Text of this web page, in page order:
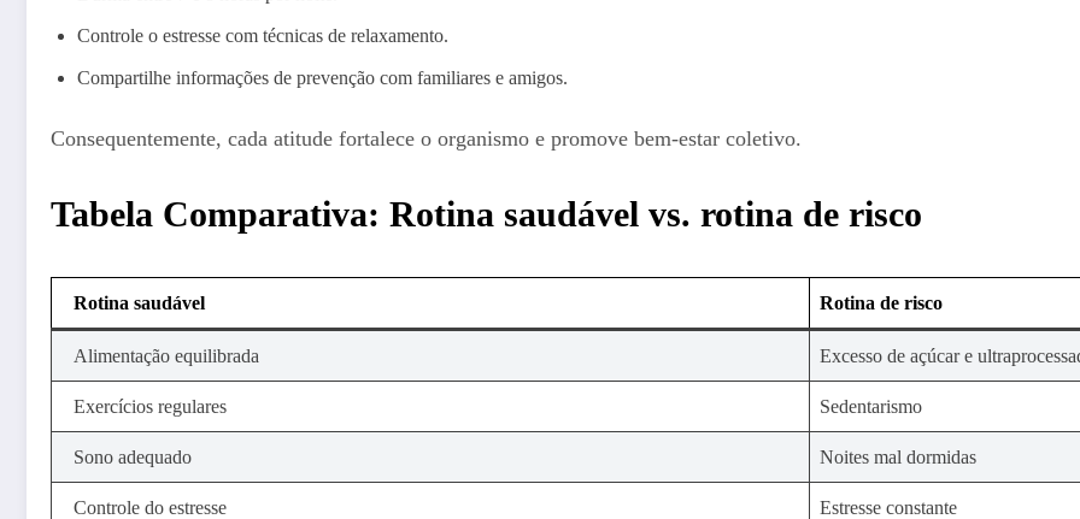
Controle o estresse com técnicas de relaxamento.
Compartilhe informações de prevenção com familiares e amigos.
Consequentemente, cada atitude fortalece o organismo e promove bem-estar coletivo.
Tabela Comparativa: Rotina saudável vs. rotina de risco
Rotina saudável Rotina de risco
Alimentação equilibrada Excesso de açúcar e
Exercícios regulares Sedentarismo
Sono adequado Noites mal dormidas
Controle do estresse Estresse constante